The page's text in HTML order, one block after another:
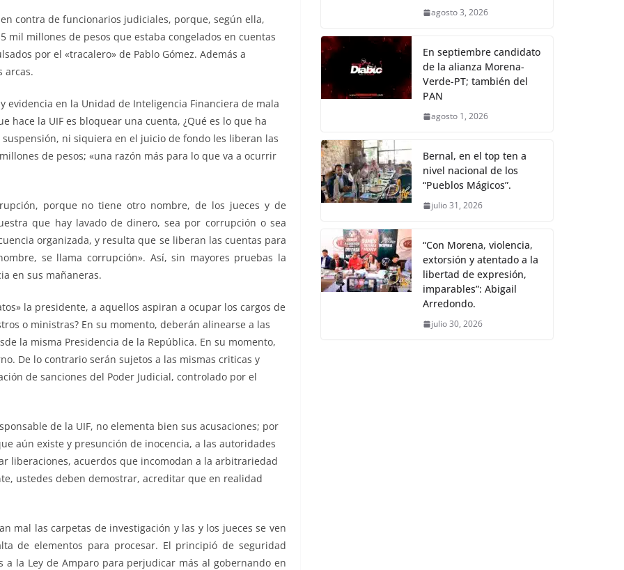
contra de funcionarios judiciales, porque, según ella,
millones de pesos que estaba congelados en cuentas
por el «tracalero» de Pablo Gómez. Además a
arcas.
evidencia en la Unidad de Inteligencia Financiera de mala
hace la UIF es bloquear una cuenta, ¿Qué es lo que ha
ni siquiera en el juicio de fondo les liberan las
de pesos; «una razón más para lo que va a ocurrir
porque no tiene otro nombre, de los jueces y de
que hay lavado de dinero, sea por corrupción o sea
organizada, y resulta que se liberan las cuentas para
se llama corrupción». Así, sin mayores pruebas la
en sus mañaneras.
la presidente, a aquellos aspiran a ocupar los cargos de
o ministras? En su momento, deberán alinearse a las
la misma Presidencia de la República. En su momento,
De lo contrario serán sujetos a las mismas criticas y
de sanciones del Poder Judicial, controlado por el
de la UIF, no elementa bien sus acusaciones; por
aún existe y presunción de inocencia, a las autoridades
liberaciones, acuerdos que incomodan a la arbitrariedad
ustedes deben demostrar, acreditar que en realidad
mal las carpetas de investigación y las y los jueces se ven
de elementos para procesar. El principió de seguridad
a la Ley de Amparo para perjudicar más al gobernando en
agosto 3, 2026
En septiembre candidato
de la alianza Morena-
Verde-PT; también del
PAN
agosto 1, 2026
Bernal, en el top ten a
nivel nacional de los
“Pueblos Mágicos”.
julio 31, 2026
“Con Morena, violencia,
extorsión y atentado a la
libertad de expresión,
imparables”: Abigail
Arredondo.
julio 30, 2026